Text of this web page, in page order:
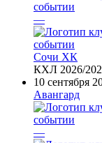
—
Сочи ХК
КХЛ 2026/
10 сентября
Авангард
—